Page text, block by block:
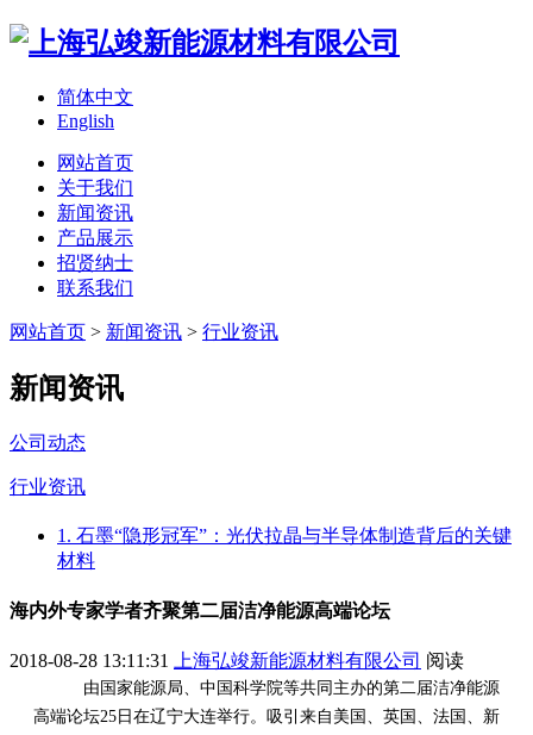
简体中文
English
网站首页
关于我们
新闻资讯
产品展示
招贤纳士
联系我们
网站首页 > 新闻资讯 > 行业资讯
新闻资讯
公司动态
行业资讯
1. 石墨“隐形冠军”：光伏拉晶与半导体制造背后的关键
材料
海内外专家学者齐聚第二届洁净能源高端论坛
2018-08-28 13:11:31 上海弘竣新能源材料有限公司 阅读
由国家能源局、中国科学院等共同主办的第二届洁净能源
高端论坛25日在辽宁大连举行。吸引来自美国、英国、法国、新